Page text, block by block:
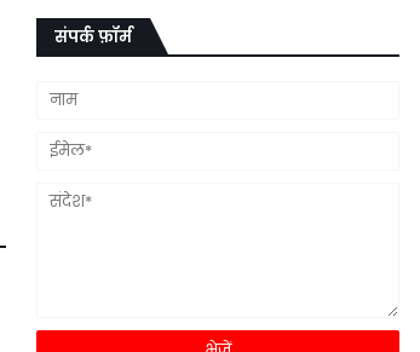
संपर्क फ़ॉर्म